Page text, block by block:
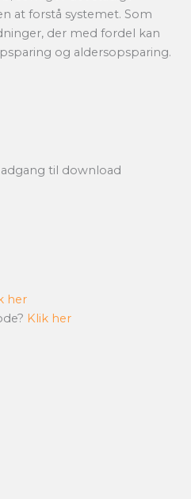
at forstå systemet. Som
der med fordel kan
og aldersopsparing.
til download
her
Klik her